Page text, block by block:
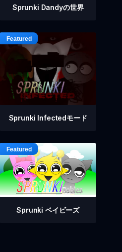
Sprunki Dandyの世界
Sprunki Infectedモード
Sprunki ベイビーズ